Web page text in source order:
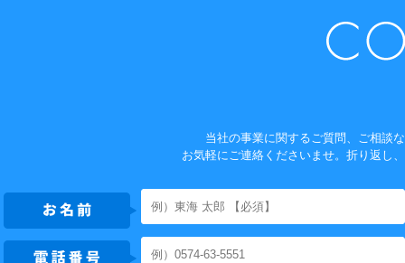
当社の事業に関するご質問、ご相談
お気軽にご連絡くださいませ。折り返し